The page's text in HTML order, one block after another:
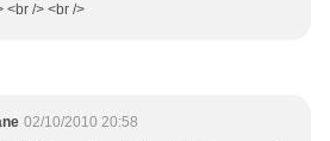
<br /> <br />
02/10/2010 20:58